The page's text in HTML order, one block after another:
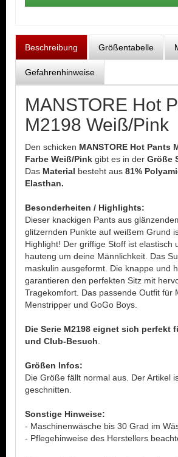
Beschreibung Größentabelle
Gefahrenhinweise
MANSTORE Hot
M2198 Weiß/Pink
Den schicken MANSTORE Hot Pants
Farbe Weiß/Pink gibt es in der Größe
Das Material besteht aus 81%
Elasthan.
Besonderheiten / Highlights:
Dieser knackigen Pants aus
glitzernden Punkte auf weißem Grund
Highlight! Der griffige Stoff ist elastisch
hauteng um deine Männlichkeit. Das
maskulin ausgeformt. Die knappe und
garantieren den perfekten Sitz mit
Tragekomfort. Das passende Outfit für
Menstripper und GoGo Boys.
Die Serie M2198 eignet sich perfekt
und Club-Besuch
Größen Infos:
Die Größe fällt normal aus. Der Artikel
geschnitten.
Sonstige Hinweise:
- Maschinenwäsche bis 30 Grad im
- Pflegehinweise des Herstellers